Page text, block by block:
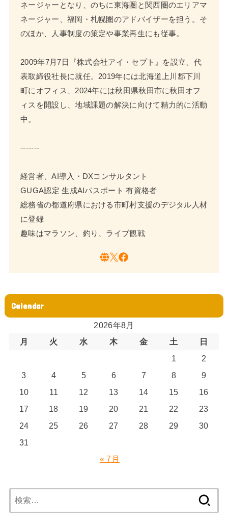
ネージャーとなり、のちに東海圏と関西圏のエリアマ
ネージャー、福岡・札幌圏のアドバイザーを担う。そ
のほか、人事制度の策定や事業再生にも従事。
2009年7月7日『株式会社アイ・セプト』を設立、代
表取締役社長に就任。2019年には北海道上川郡下川
町にオフィス、2024年には秋田県秋田市に秋田オフ
ィスを開設し、地域課題の解決に向けて精力的に活動
中。
-------
経営者、AI導入・DXコンサルタント
GUGA認定 生成AIパスポート 有資格者
総務省の都道府県における市町村支援のデジタル人材
に登録
趣味はマラソン、釣り、ライブ観戦
Calendar
2026年8月
月
火 水 木 金 土
日
1
2
3
4 5 6 7 8
9
10
11 12 13 14 15
16
17
18 19 20 21 22
23
24
25 26 27 28 29
30
31
« 7月
索: